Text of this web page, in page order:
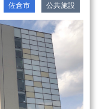
佐倉市 公共施設